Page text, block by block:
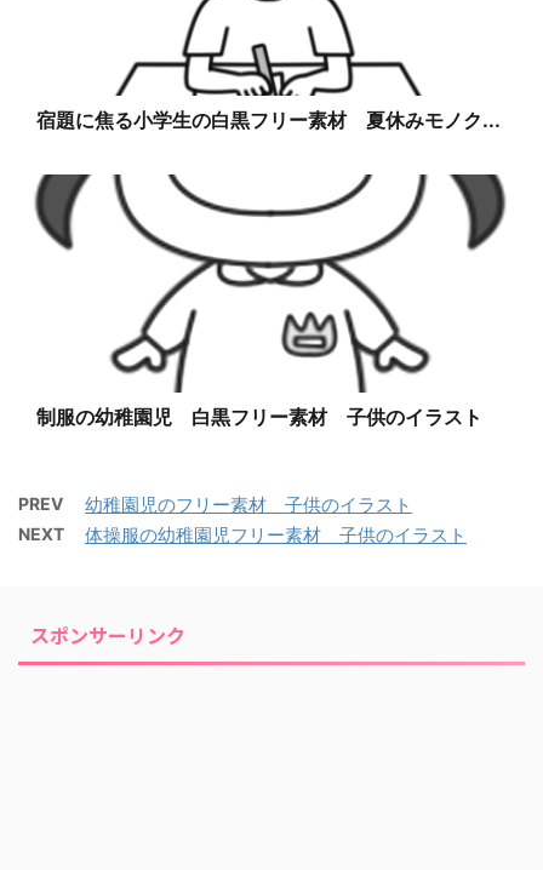
宿題に焦る小学生の白黒フリー素材 夏休みモノク...
制服の幼稚園児 白黒フリー素材 子供のイラスト
PREV 幼稚園児のフリー素材 子供のイラスト
NEXT 体操服の幼稚園児フリー素材 子供のイラスト
スポンサーリンク